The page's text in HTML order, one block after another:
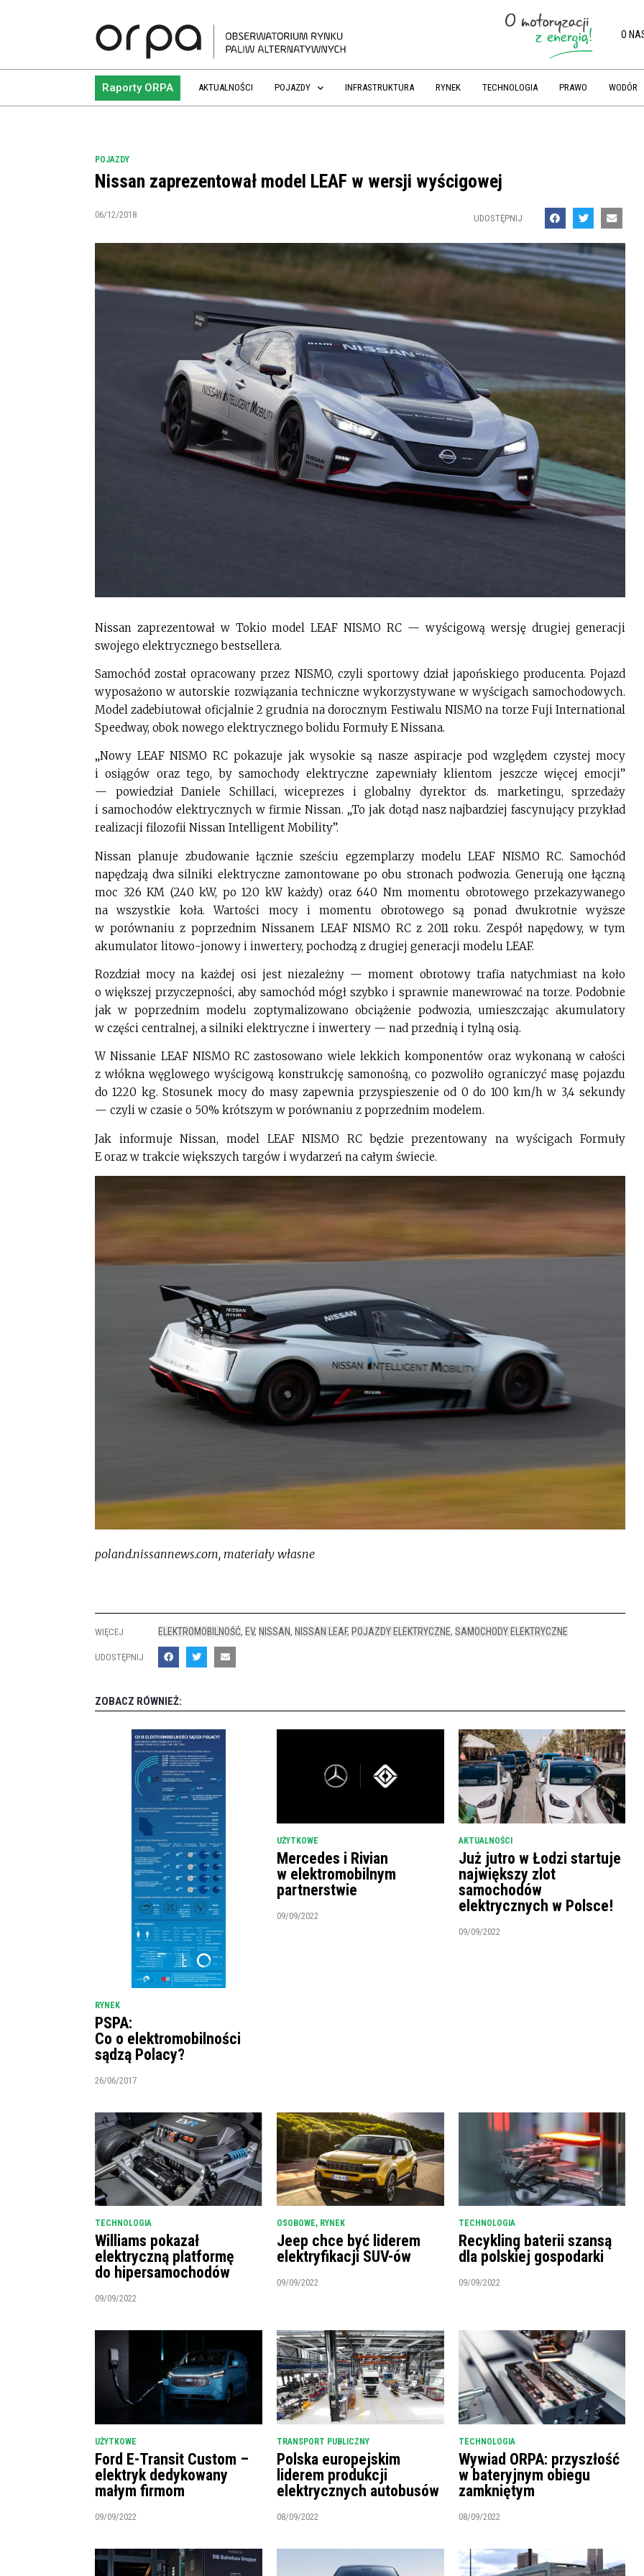
O
Raporty ORPA AKTUALNOŚCI POJAZDY INFRASTRUKTURA RYNEK TECHNOLOGIA PRAWO WODÓR
POJAZDY
Nissan zaprezentował model LEAF w wersji wyścigowej
06/12/2018 UDOSTĘPNIJ
Nissan zaprezentował w Tokio model LEAF NISMO RC — wyścigową wersję drugiej generacji
swojego elektrycznego bestsellera.
Samochód został opracowany przez NISMO, czyli sportowy dział japońskiego producenta. Pojazd
wyposażono w autorskie rozwiązania techniczne wykorzystywane w wyścigach samochodowych.
Model zadebiutował oficjalnie 2 grudnia na dorocznym Festiwalu NISMO na torze Fuji International
Speedway, obok nowego elektrycznego bolidu Formuły E Nissana.
„Nowy LEAF NISMO RC pokazuje jak wysokie są nasze aspiracje pod względem czystej mocy
i osiągów oraz tego, by samochody elektryczne zapewniały klientom jeszcze więcej emocji”
— powiedział Daniele Schillaci, wiceprezes i globalny dyrektor ds. marketingu, sprzedaży
i samochodów elektrycznych w firmie Nissan. „To jak dotąd nasz najbardziej fascynujący przykład
realizacji filozofii Nissan Intelligent Mobility”.
Nissan planuje zbudowanie łącznie sześciu egzemplarzy modelu LEAF NISMO RC. Samochód
napędzają dwa silniki elektryczne zamontowane po obu stronach podwozia. Generują one łączną
moc 326 KM (240 kW, po 120 kW każdy) oraz 640 Nm momentu obrotowego przekazywanego
na wszystkie koła. Wartości mocy i momentu obrotowego są ponad dwukrotnie wyższe
w porównaniu z poprzednim Nissanem LEAF NISMO RC z 2011 roku. Zespół napędowy, w tym
akumulator litowo-jonowy i inwertery, pochodzą z drugiej generacji modelu LEAF.
Rozdział mocy na każdej osi jest niezależny — moment obrotowy trafia natychmiast na koło
o większej przyczepności, aby samochód mógł szybko i sprawnie manewrować na torze. Podobnie
jak w poprzednim modelu zoptymalizowano obciążenie podwozia, umieszczając akumulatory
w części centralnej, a silniki elektryczne i inwertery — nad przednią i tylną osią.
W Nissanie LEAF NISMO RC zastosowano wiele lekkich komponentów oraz wykonaną w całości
z włókna węglowego wyścigową konstrukcję samonośną, co pozwoliło ograniczyć masę pojazdu
do 1220 kg. Stosunek mocy do masy zapewnia przyspieszenie od 0 do 100 km/h w 3,4 sekundy
— czyli w czasie o 50% krótszym w porównaniu z poprzednim modelem.
Jak informuje Nissan, model LEAF NISMO RC będzie prezentowany na wyścigach Formuły
E oraz w trakcie większych targów i wydarzeń na całym świecie.
poland.nissannews.com, materiały własne
WIĘCEJ ELEKTROMOBILNOŚĆ, EV, NISSAN, NISSAN LEAF, POJAZDY ELEKTRYCZNE, SAMOCHODY ELEKTRYCZNE
UDOSTĘPNIJ
ZOBACZ RÓWNIEŻ:
RYNEK
PSPA:
Co o elektromobilności
sądzą Polacy?
26/06/2017
UŻYTKOWE
Mercedes i Rivian
w elektromobilnym
partnerstwie
09/09/2022
AKTUALNOŚCI
Już jutro w Łodzi startuje
największy zlot
samochodów
elektrycznych w Polsce!
09/09/2022
TECHNOLOGIA
Williams pokazał
elektryczną platformę
do hipersamochodów
09/09/2022
OSOBOWE, RYNEK
Jeep chce być liderem
elektryfikacji SUV-ów
09/09/2022
TECHNOLOGIA
Recykling baterii szansą
dla polskiej gospodarki
09/09/2022
UŻYTKOWE
Ford E-Transit Custom –
elektryk dedykowany
małym firmom
09/09/2022
TRANSPORT PUBLICZNY
Polska europejskim
liderem produkcji
elektrycznych autobusów
08/09/2022
TECHNOLOGIA
Wywiad ORPA: przyszłość
w bateryjnym obiegu
zamkniętym
08/09/2022